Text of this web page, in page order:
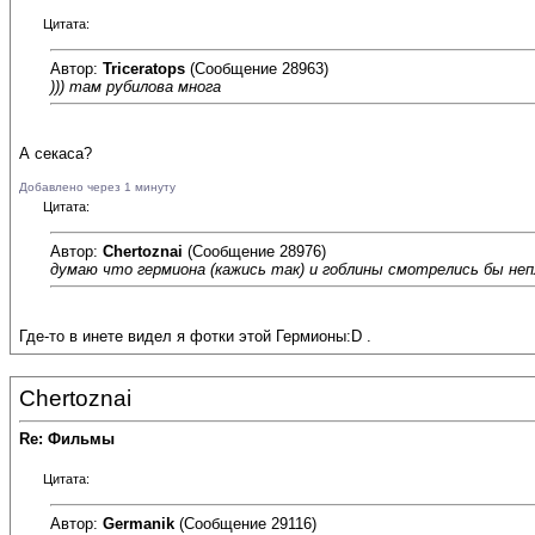
Цитата:
Автор: Triceratops (Сообщение 28963)
))) там рубилова многа
А секаса?
Добавлено через 1 минуту
Цитата:
Автор: Chertoznai (Сообщение 28976)
думаю что гермиона (кажись так) и гоблины смотрелись бы
Где-то в инете видел я фотки этой Гермионы:D .
Chertoznai
Re: Фильмы
Цитата:
Автор: Germanik (Сообщение 29116)